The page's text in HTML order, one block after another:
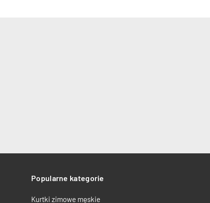
Popularne kategorie
Kurtki zimowe męskie